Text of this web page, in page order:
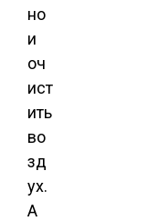
но
и
оч
ист
ить
во
зд
ух.
А